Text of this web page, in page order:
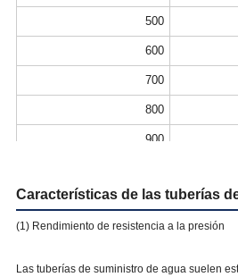
500
600
700
800
900
1100
1200
Características de las tuberías
(1) Rendimiento de resistencia a la presión
Las tuberías de suministro de agua suelen